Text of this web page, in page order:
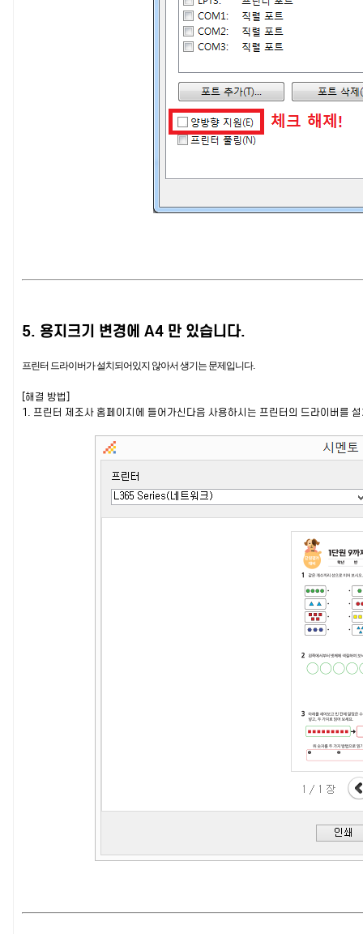
5. 용지크기 변경에 A4 만 있습니다.
프린터 드라이버가 설치되어있지 않아서 생기는 문제입니다.
[해결 방법]
1. 프린터 제조사 홈페이지에 들어가신다음 사용하시는 프린터의 드라이버를